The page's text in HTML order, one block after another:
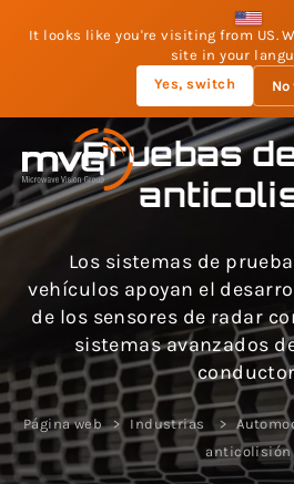
It looks like you're visiting from US.
site in your
Yes, switch
Pruebas
Los sistemas de
vehículos apoyan el
de los sensores de radar
sistemas avanzados
Página web Industrias
anticolisión